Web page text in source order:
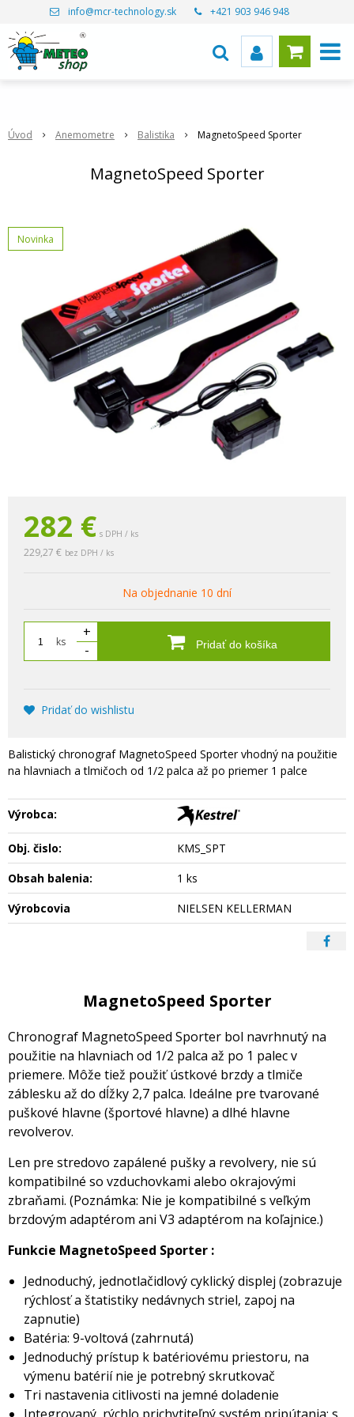
info@mcr-technology.sk +421 903 946 948
Úvod Anemometre Balistika MagnetoSpeed Sporter
MagnetoSpeed Sporter
Novinka
282 € s DPH / ks
229,27 € bez DPH / ks
Na objednanie 10 dní
ks
+
-
Pridať do košíka
Pridať do wishlistu
Balistický chronograf MagnetoSpeed Sporter vhodný na použitie
na hlavniach a tlmičoch od 1/2 palca až po priemer 1 palce
Výrobca:
Obj. čislo:
KMS_SPT
Obsah balenia:
1 ks
Výrobcovia
NIELSEN KELLERMAN
MagnetoSpeed Sporter
Chronograf MagnetoSpeed Sporter bol navrhnutý na
použitie na hlavniach od 1/2 palca až po 1 palec v
priemere. Môže tiež použiť ústkové brzdy a tlmiče
záblesku až do dĺžky 2,7 palca. Ideálne pre tvarované
puškové hlavne (športové hlavne) a dlhé hlavne
revolverov.
Len pre stredovo zapálené pušky a revolvery, nie sú
kompatibilné so vzduchovkami alebo okrajovými
zbraňami. (Poznámka: Nie je kompatibilné s veľkým
brzdovým adaptérom ani V3 adaptérom na koľajnice.)
Funkcie MagnetoSpeed Sporter :
Jednoduchý, jednotlačidlový cyklický displej (zobrazuje
rýchlosť a štatistiky nedávnych striel, zapoj na
zapnutie)
Batéria: 9-voltová (zahrnutá)
Jednoduchý prístup k batériovému priestoru, na
výmenu batérií nie je potrebný skrutkovač
Tri nastavenia citlivosti na jemné doladenie